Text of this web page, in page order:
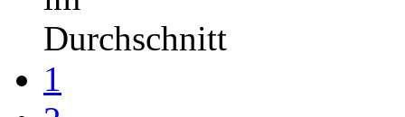
Durchschnitt
1